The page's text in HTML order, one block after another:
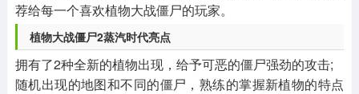
荐给每一个喜欢植物大战僵尸的玩家。
植物大战僵尸2蒸汽时代亮点
拥有了2种全新的植物出现，给予可恶的僵尸强劲的攻击;
随机出现的地图和不同的僵尸，熟练的掌握新植物的特点